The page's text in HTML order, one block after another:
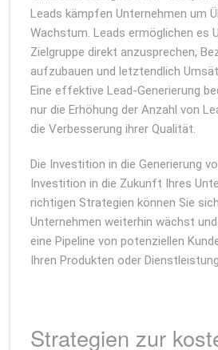
Leads kämpfen Unternehmen um
Wachstum. Leads ermöglichen es
Zielgruppe direkt anzusprechen,
aufzubauen und letztendlich
Eine effektive Lead-Generierung
nur die Erhöhung der Anzahl von
die Verbesserung ihrer Qualität.
Die Investition in die Generierung
Investition in die Zukunft Ihres
richtigen Strategien können Sie
Unternehmen weiterhin wächst
eine Pipeline von potenziellen
Ihren Produkten oder
Strategien zur